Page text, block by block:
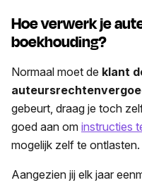
Hoe verwerk je
boekhouding?
Normaal moet de klant
gebeurt, draag je toch
goed aan om instructies
mogelijk zelf te ontlasten.
Aangezien jij elk jaar